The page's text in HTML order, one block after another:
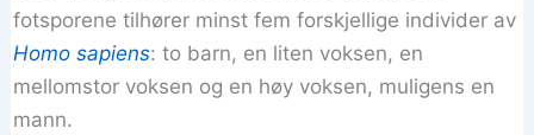
fotsporene tilhører minst fem forskjellige individer av
Homo sapiens: to barn, en liten voksen, en
mellomstor voksen og en høy voksen, muligens en
mann.